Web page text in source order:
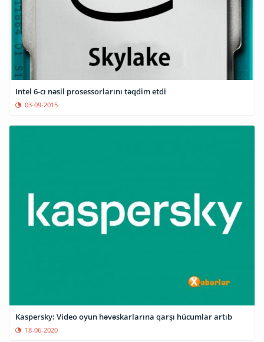
Intel 6-cı nəsil prosessorlarını təqdim etdi
03-09-2015
Kaspersky: Video oyun həvəskarlarına qarşı hücumlar artıb
18-06-2020